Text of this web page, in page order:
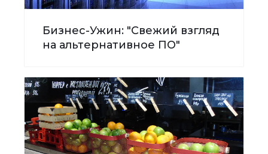
Бизнес-Ужин: "Свежий взгляд
на альтернативное ПО"